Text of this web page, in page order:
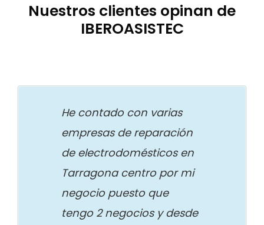
Nuestros clientes opinan de
IBEROASISTEC
He contado con varias
empresas de reparación
de electrodomésticos en
Tarragona centro por mi
negocio puesto que
tengo 2 negocios y desde